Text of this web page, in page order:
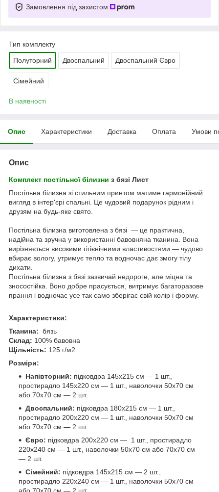
Замовлення під захистом
Тип комплекту
Полуторний Двоспальний Двоспальний Євро
Сімейний
В наявності
Опис Характеристики Доставка Оплата Умови
Опис
Комплект постільної білизни з бязі Лист
Постільна білизна зі стильним принтом матиме гармонійний
вигляд в інтер'єрі спальні. Це чудовий подарунок рідним і
друзям на будь-яке свято.
Постільна білизна виготовлена з бязі — це практична,
надійна та зручна у використанні бавовняна тканина. Вона
вирізняється високими гігієнічними властивостями — чудово
вбирає вологу, утримує тепло та водночас дає змогу тілу
дихати.
Постільна білизна з бязі зазвичай недороге, але міцна та
зносостійка. Воно добре прасується, витримує багаторазове
прання і водночас усе так само зберігає свій колір і форму.
Характеристики:
Тканина: бязь
Склад: 100% бавовна
Щільність: 125 г/м2
Розміри:
Напівторний: підковдра 145х215 см — 1 шт.,
простирадло 145х220 см — 1 шт., наволочки 50х70 см
або 70х70 см — 2 шт.
Двоспальний: підковдра 180х215 см — 1 шт.,
простирадло 200х220 см — 1 шт., наволочки 50х70 см
або 70х70 см — 2 шт.
Євро: підковдра 200х220 см — 1 шт., простирадло
220х240 см — 1 шт., наволочки 50х70 см або 70х70 см
— 2 шт.
Сімейний: підковдра 145х215 см — 2 шт.,
простирадло 220х240 см — 1 шт., наволочки 50х70 см
або 70х70 см — 2 шт.